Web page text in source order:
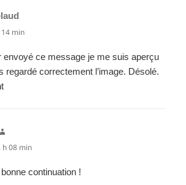
min
envoyé ce message je me suis aperçu
regardé correctement l’image. Désolé.
h 08 min
continuation !